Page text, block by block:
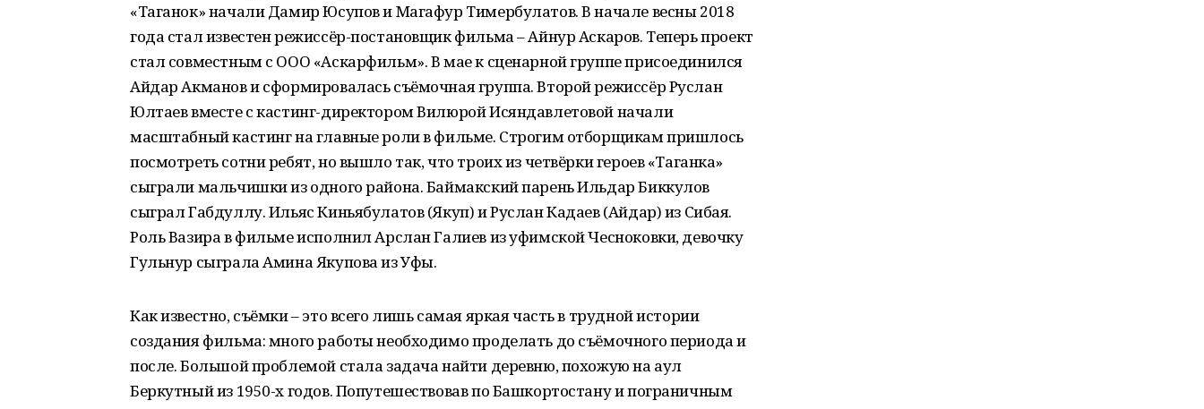
«Таганок» начали Дамир Юсупов и Магафур Тимербулатов. В начале весны 2018
года стал известен режиссёр-постановщик фильма – Айнур Аскаров. Теперь проект
стал совместным с ООО «Аскарфильм». В мае к сценарной группе присоединился
Айдар Акманов и сформировалась съёмочная группа. Второй режиссёр Руслан
Юлтаев вместе с кастинг-директором Вилюрой Исяндавлетовой начали
масштабный кастинг на главные роли в фильме. Строгим отборщикам пришлось
посмотреть сотни ребят, но вышло так, что троих из четвёрки героев «Таганка»
сыграли мальчишки из одного района. Баймакский парень Ильдар Биккулов
сыграл Габдуллу. Ильяс Киньябулатов (Якуп) и Руслан Кадаев (Айдар) из Сибая.
Роль Вазира в фильме исполнил Арслан Галиев из уфимской Чесноковки, девочку
Гульнур сыграла Амина Якупова из Уфы.
Как известно, съёмки – это всего лишь самая яркая часть в трудной истории
создания фильма: много работы необходимо проделать до съёмочного периода и
после. Большой проблемой стала задача найти деревню, похожую на аул
Беркутный из 1950-х годов. Попутешествовав по Башкортостану и пограничным